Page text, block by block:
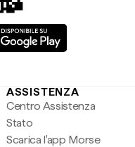
ASSISTENZA
Centro Assistenza
Stato
Scarica l'app Morse